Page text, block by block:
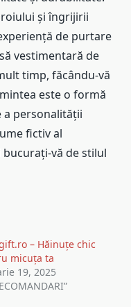
și îngrijirii
de purtare
vestimentară de
timp, făcându-vă
este o formă
a personalității
fictiv al
vă de stilul
– Hăinuțe chic
micuța ta
19, 2025